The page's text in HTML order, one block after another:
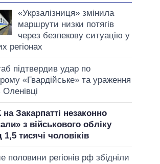
«Укрзалізниця» змінила
маршрути низки потягів
через безпекову ситуацію у
регіонах
підтвердив удар по
«Гвардійське» та ураження
Закарпатті незаконно
з військового обліку
1,5 тисячі чоловіків
половини регіонів рф збідніли